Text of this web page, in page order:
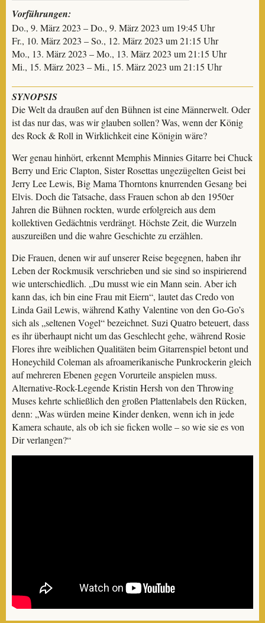
Vorführungen:
Do., 9. März 2023 – Do., 9. März 2023 um 19:45 Uhr
Fr., 10. März 2023 – So., 12. März 2023 um 21:15 Uhr
Mo., 13. März 2023 – Mo., 13. März 2023 um 21:15 Uhr
Mi., 15. März 2023 – Mi., 15. März 2023 um 21:15 Uhr
SYNOPSIS
Die Welt da draußen auf den Bühnen ist eine Männerwelt. Oder
ist das nur das, was wir glauben sollen? Was, wenn der König
des Rock & Roll in Wirklichkeit eine Königin wäre?
Wer genau hinhört, erkennt Memphis Minnies Gitarre bei Chuck
Berry und Eric Clapton, Sister Rosettas ungezügelten Geist bei
Jerry Lee Lewis, Big Mama Thorntons knurrenden Gesang bei
Elvis. Doch die Tatsache, dass Frauen schon ab den 1950er
Jahren die Bühnen rockten, wurde erfolgreich aus dem
kollektiven Gedächtnis verdrängt. Höchste Zeit, die Wurzeln
auszureißen und die wahre Geschichte zu erzählen.
Die Frauen, denen wir auf unserer Reise begegnen, haben ihr
Leben der Rockmusik verschrieben und sie sind so inspirierend
wie unterschiedlich. „Du musst wie ein Mann sein. Aber ich
kann das, ich bin eine Frau mit Eiern“, lautet das Credo von
Linda Gail Lewis, während Kathy Valentine von den Go-Go’s
sich als „seltenen Vogel“ bezeichnet. Suzi Quatro beteuert, dass
es ihr überhaupt nicht um das Geschlecht gehe, während Rosie
Flores ihre weiblichen Qualitäten beim Gitarrenspiel betont und
Honeychild Coleman als afroamerikanische Punkrockerin gleich
auf mehreren Ebenen gegen Vorurteile anspielen muss.
Alternative-Rock-Legende Kristin Hersh von den Throwing
Muses kehrte schließlich den großen Plattenlabels den Rücken,
denn: „Was würden meine Kinder denken, wenn ich in jede
Kamera schaute, als ob ich sie ficken wolle – so wie sie es von
Dir verlangen?“